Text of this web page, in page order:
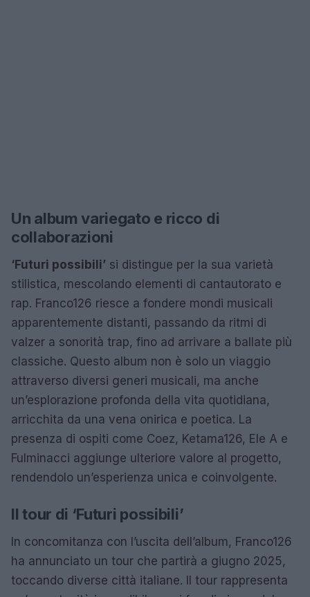
Un album variegato e ricco di
collaborazioni
‘Futuri possibili’ si distingue per la sua varietà
stilistica, mescolando elementi di cantautorato e
rap. Franco126 riesce a fondere mondi musicali
apparentemente distanti, passando da ritmi di
valzer a sonorità trap, fino ad arrivare a ballate più
classiche. Questo album non è solo un viaggio
attraverso diversi generi musicali, ma anche
un’esplorazione profonda della vita quotidiana,
arricchita da una vena onirica e poetica. La
presenza di ospiti come Coez, Ketama126, Ele A e
Fulminacci aggiunge ulteriore valore al progetto,
rendendolo un’esperienza unica e coinvolgente.
Il tour di ‘Futuri possibili’
In concomitanza con l’uscita dell’album, Franco126
ha annunciato un tour che partirà a giugno 2025,
toccando diverse città italiane. Il tour rappresenta